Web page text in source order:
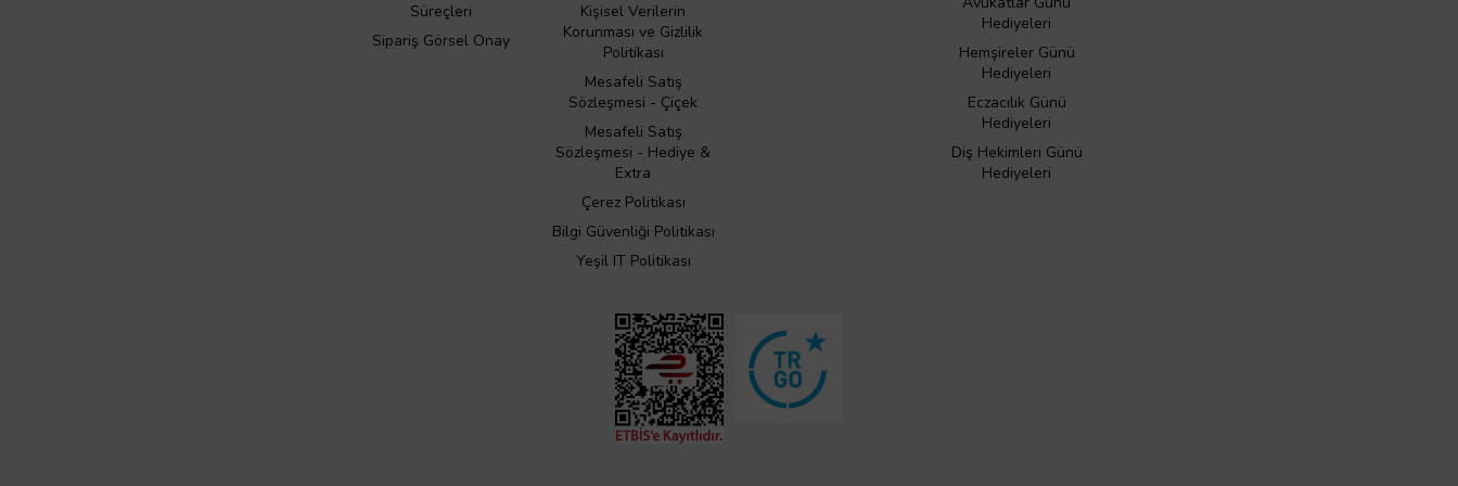
Süreçleri
Sipariş Görsel Onay
Kişisel Verilerin
Korunması ve Gizlilik
Politikası
Mesafeli Satış
Sözleşmesi - Çiçek
Mesafeli Satış
Sözleşmesi - Hediye &
Extra
Çerez Politikası
Bilgi Güvenliği Politikası
Yeşil IT Politikası
Hediyeleri
Hemşireler Günü
Hediyeleri
Eczacılık Günü
Hediyeleri
Diş Hekimleri Günü
Hediyeleri